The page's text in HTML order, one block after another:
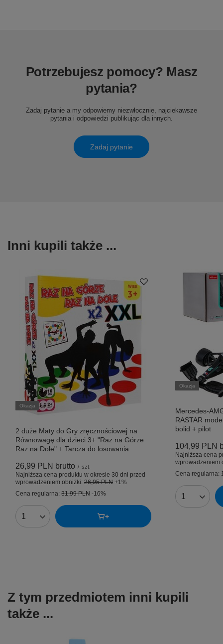
Potrzebujesz pomocy? Masz
pytania?
Zadaj pytanie a my odpowiemy niezwłocznie, najciekawsze
pytania i odpowiedzi publikując dla innych.
Zadaj pytanie
Inni kupili także ...
Okazja
2 duże Maty do Gry zręcznościowej na
Równowagę dla dzieci 3+ "Raz na Górze
Raz na Dole" + Tarcza do losowania
26,99 PLN brutto / szt.
Najniższa cena produktu w okresie 30 dni przed
wprowadzeniem obniżki: 26,95 PLN +1%
Cena regularna: 31,99 PLN -16%
Ilość produktów
Okazja
Mercedes-
RASTAR
bolid + pilot
104,99 PLN
Najniższa cena
wprowadzeniem
Cena regularna:
Ilość
Z tym przedmiotem inni kupili
także ...